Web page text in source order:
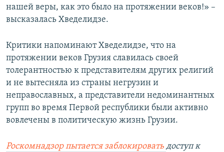
нашей веры, как это было на протяжении веков!» –
высказалась Хведелидзе.
Критики напоминают Хведелидзе, что на
протяжении веков Грузия славилась своей
толерантностью к представителям других религий
и не вытесняла из страны негрузин и
неправославных, а представители недоминантных
групп во время Первой республики были активно
вовлечены в политическую жизнь Грузии.
Роскомнадзор пытается заблокировать доступ к